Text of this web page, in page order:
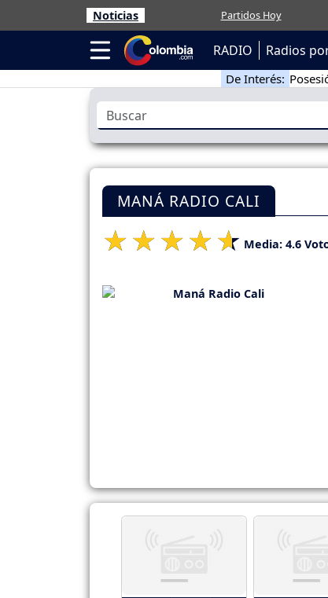
Noticias Partidos Hoy
RADIO Radios
De Interés:
MANÁ RADIO CALI
Media: 4.6